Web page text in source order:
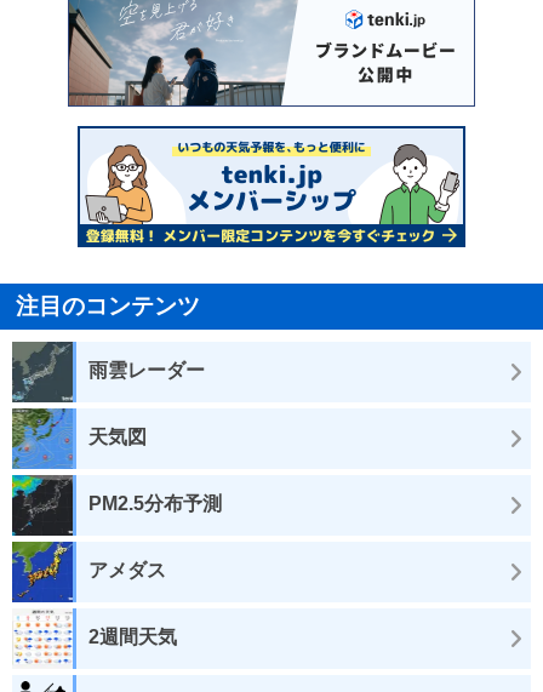
注目のコンテンツ
雨雲レーダー
天気図
PM2.5分布予測
アメダス
2週間天気